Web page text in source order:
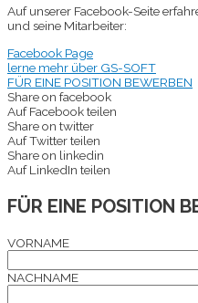
Auf unserer Facebook-Seite
und seine Mitarbeiter:
Facebook Page
lerne mehr über GS-SOFT
FÜR EINE POSITION BEWERBEN
Share on facebook
Auf Facebook teilen
Share on twitter
Auf Twitter teilen
Share on linkedin
Auf LinkedIn teilen
FÜR EINE POSITION
VORNAME
NACHNAME